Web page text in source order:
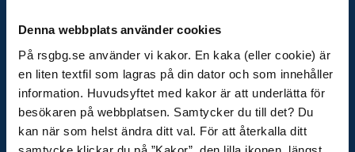
Denna webbplats använder cookies
På rsgbg.se använder vi kakor. En kaka (eller cookie) är
en liten textfil som lagras på din dator och som innehåller
information. Huvudsyftet med kakor är att underlätta för
besökaren på webbplatsen. Samtycker du till det? Du
kan när som helst ändra ditt val. För att återkalla ditt
222000-0752
OM WEBBPLATSEN
Behandling av personuppgifter
Tillgänglighetsredogörelse